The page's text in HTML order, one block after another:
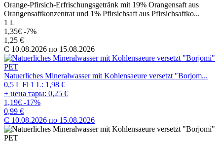
Orange-Pfirsich-Erfrischungsgetränk mit 19% Orangensaft aus
Orangensaftkonzentrat und 1% Pfirsichsaft aus Pfirsichsaftko...
1 L
1,35€ -7%
1,25 €
C 10.08.2026 по 15.08.2026
Natuerliches Mineralwasser mit Kohlensaeure versetzt "Borjom...
0,5 L Fl 1 L: 1,98 €
+ цена тары: 0,25 €
1,19€ -17%
0,99 €
C 10.08.2026 по 15.08.2026